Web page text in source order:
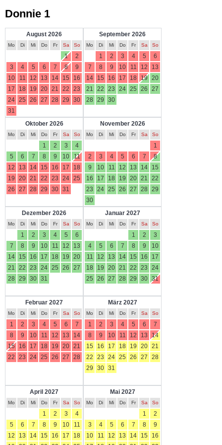
Donnie 1
August 2026
Mo Di Mi Do Fr Sa So
1
2
3
4 5 6 7 8
9
10
11 12 13 14 15
16
17
18 19 20 21 22
23
24 25 26 27 28 29
30
31
September 2026
Mo Di Mi Do Fr Sa So
1 2 3 4 5
6
7
8 9 10 11 12
13
14
15 16 17 18 19
20
21
22 23 24 25 26
27
28
29 30
Oktober 2026
Mo Di Mi Do Fr Sa So
1 2 3
4
5
6 7 8 9 10
11
12
13 14 15 16 17
18
19
20 21 22 23 24 25
26
27 28 29 30 31
November 2026
Mo Di Mi Do Fr Sa So
1
2
3 4 5 6 7
8
9
10 11 12 13 14
15
16
17 18 19 20 21
22
23
24 25 26 27 28
29
30
Dezember 2026
Mo Di Mi Do Fr Sa So
1 2 3 4 5
6
7
8 9 10 11 12
13
14
15 16 17 18 19
20
21
22 23 24 25 26
27
28
29 30 31
Januar 2027
Mo Di Mi Do Fr Sa So
1 2
3
4
5 6 7 8 9
10
11
12 13 14 15 16
17
18
19 20 21 22 23
24
25
26 27 28 29 30 31
Februar 2027
Mo Di Mi Do Fr Sa So
1 2 3 4 5 6
7
8
9 10 11 12 13
14
15
16 17 18 19 20 21
22
23 24 25 26 27 28
März 2027
Mo Di Mi Do Fr Sa So
1 2 3 4 5 6
7
8
9 10 11 12 13
14
15
16 17 18 19 20 21
22
23 24 25 26 27
28
29
30 31
April 2027
Mo Di Mi Do Fr Sa So
1 2 3
4
5
6 7 8 9 10
11
12
13 14 15 16 17
18
Mai 2027
Mo Di Mi Do Fr Sa So
1
2
3
4 5 6 7 8
9
10
11 12 13 14 15
16